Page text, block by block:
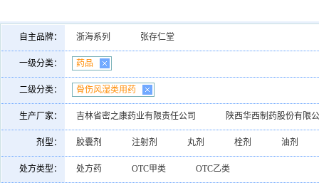
自主品牌： 浙海系列 张存仁堂
一级分类： 药品
二级分类： 骨伤风湿类用药
生产厂家： 吉林省密之康药业有限责任公司 陕西华西制药股份有限
甘肃兰药药业有限公司 江西欧氏药业有限责任公司
上海上药信谊药厂有限公司 上海信谊万象药业股份有限
剂型： 胶囊剂 注射剂 丸剂 栓剂 油剂
酊剂 乳胶剂 凝胶剂
处方类型： 处方药 OTC甲类 OTC乙类